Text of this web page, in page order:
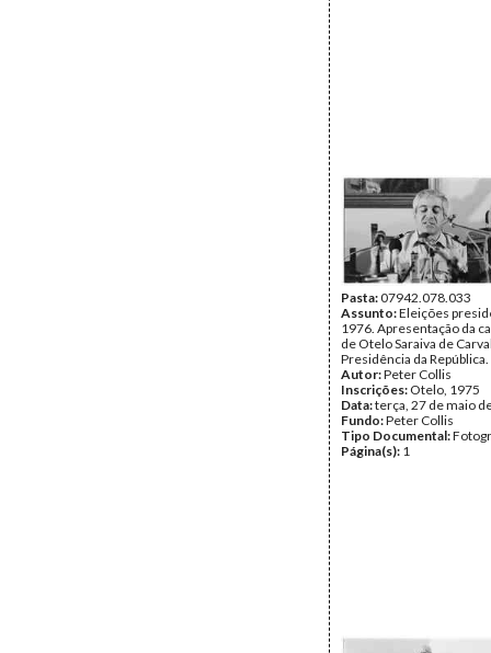
Pasta:07942.078.033
Assunto:Eleições
1976. Apresentação da
de Otelo Saraiva de
Presidência da República.
Autor:Peter Collis
Inscrições: Otelo, 1975
Data:terça, 27 de maio
Fundo:Peter Collis
Tipo Documental:
Página(s): 1